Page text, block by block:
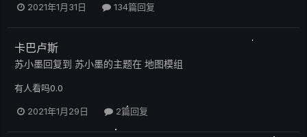
2021年1月31日 134篇回复
卡巴卢斯
苏小墨回复到 苏小墨的主题在 地图模组
有人看吗0.0
2021年1月29日 2篇回复